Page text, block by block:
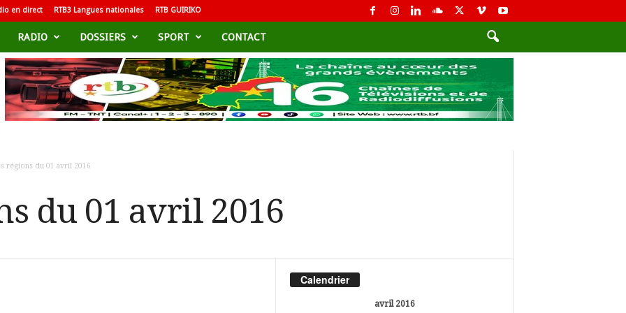
en direct RTB3 Langues nationales RTB GUIRIKO
RADIO DOSSIERS SPORT CONTACT
régions du 01 avril 2016
du 01 avril 2016
Calendrier
avril 2016